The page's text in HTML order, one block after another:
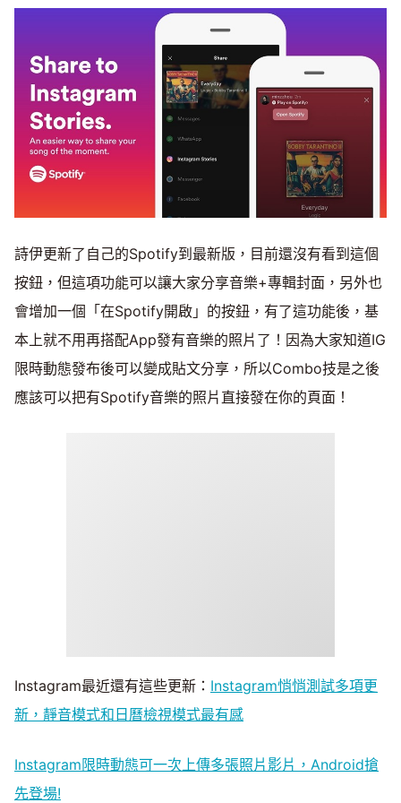
詩伊更新了自己的Spotify到最新版，目前還沒有看到這個
按鈕，但這項功能可以讓大家分享音樂+專輯封面，另外也
會增加一個「在Spotify開啟」的按鈕，有了這功能後，基
本上就不用再搭配App發有音樂的照片了！因為大家知道IG
限時動態發布後可以變成貼文分享，所以Combo技是之後
應該可以把有Spotify音樂的照片直接發在你的頁面！
Instagram最近還有這些更新： Instagram悄悄測試多項更
新，靜音模式和日曆檢視模式最有感
Instagram限時動態可一次上傳多張照片影片，Android搶
先登場!